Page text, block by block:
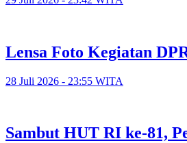
Lensa Foto Kegiatan
28 Juli 2026 - 23:55 WITA
Sambut HUT RI ke-81,